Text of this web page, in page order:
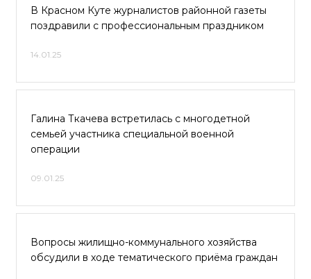
В Красном Куте журналистов районной газеты
поздравили с профессиональным праздником
14.01.25
Галина Ткачева встретилась с многодетной
семьей участника специальной военной
операции
09.01.25
Вопросы жилищно-коммунального хозяйства
обсудили в ходе тематического приёма граждан